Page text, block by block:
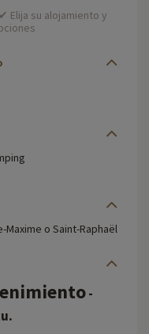
Elija su alojamiento y
Maxime o Saint-Raphaël
-
.